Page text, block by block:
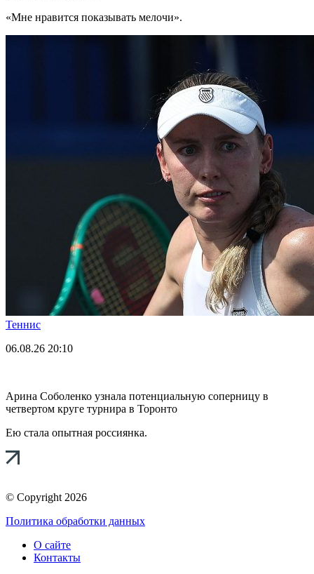
«Мне нравится показывать мелочи».
Теннис
06.08.26 20:10
Арина Соболенко узнала потенциальную соперницу в
четвертом круге турнира в Торонто
Ею стала опытная россиянка.
© Copyright 2026
Политика обработки данных
О сайте
Контакты